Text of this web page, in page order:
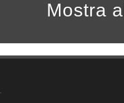
Mostra